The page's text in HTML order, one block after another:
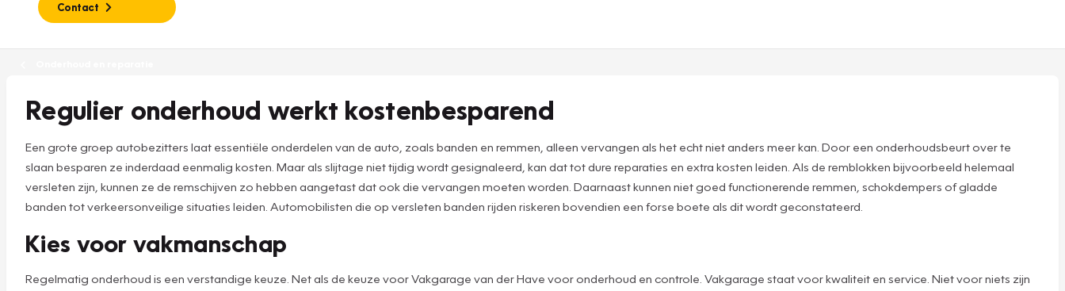
Contact
Regulier onderhoud werkt kostenbesparend
Een grote groep autobezitters laat essentiële onderdelen van de auto, zoals banden en remmen, alleen vervangen als het echt niet anders meer kan. Door een onderhoudsbeurt over te
slaan besparen ze inderdaad eenmalig kosten. Maar als slijtage niet tijdig wordt gesignaleerd, kan dat tot dure reparaties en extra kosten leiden. Als de remblokken bijvoorbeeld helemaal
versleten zijn, kunnen ze de remschijven zo hebben aangetast dat ook die vervangen moeten worden. Daarnaast kunnen niet goed functionerende remmen, schokdempers of gladde
banden tot verkeersonveilige situaties leiden. Automobilisten die op versleten banden rijden riskeren bovendien een forse boete als dit wordt geconstateerd.
Kies voor vakmanschap
Regelmatig onderhoud is een verstandige keuze. Net als de keuze voor Vakgarage van der Have voor onderhoud en controle. Vakgarage staat voor kwaliteit en service. Niet voor niets zijn